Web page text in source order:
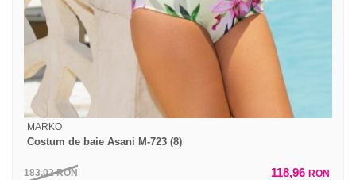
MARKO
Costum de baie Asani M-723 (8)
183,02RON 118,96 RON